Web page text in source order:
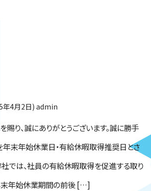
休業日・有給
奨励日のお知
年4月2日)admin
り、誠にありがとうございます。誠に勝手
年末年始休業日・有給休暇取得推奨日とさ
社では、社員の有給休暇取得を促進する取り
末年始休業期間の前後 […]